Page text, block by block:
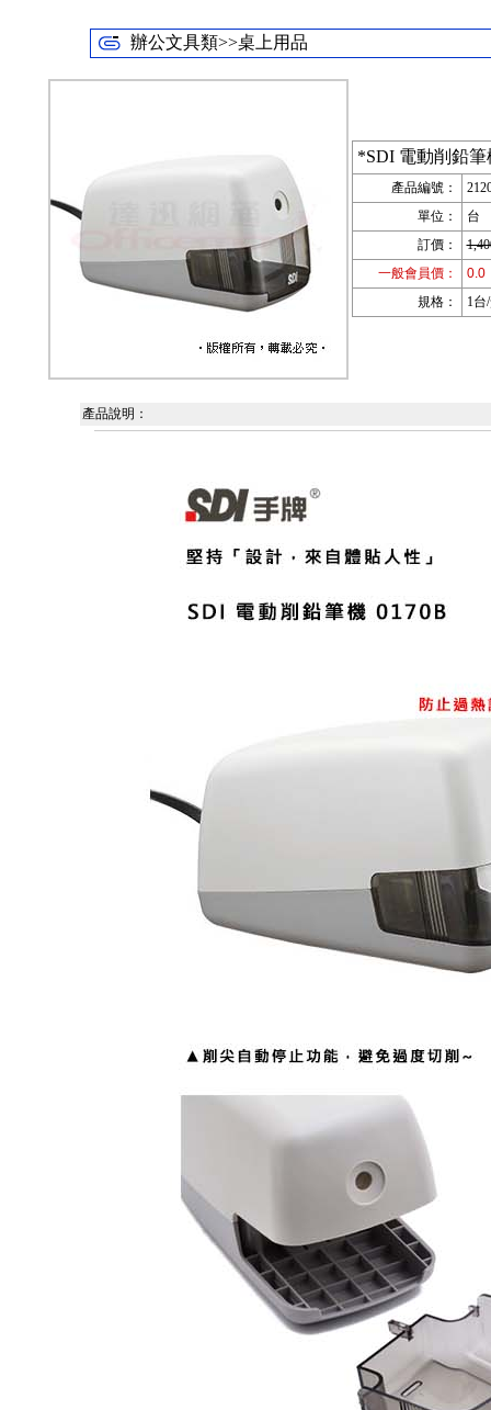
辦公文具類>>桌上用品
*SDI 電動削鉛筆
產品編號：
單位：
台
訂價：
一般會員價：
0.0
規格：
1台
產品說明：